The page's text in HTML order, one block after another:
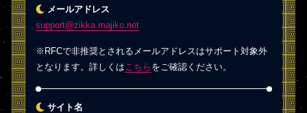
メールアドレス
support@zikka.majiko.net
※RFCで非推奨とされるメールアドレスはサポート対象外
となります。詳しくは こちら をご確認ください。
サイト名